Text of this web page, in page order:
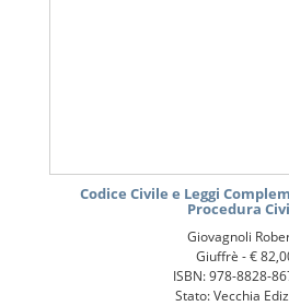
Codice Civile e Leggi
Procedura
Giovagnoli
Giuffrè -€
ISBN: 978-8828-
Stato: Vecchia